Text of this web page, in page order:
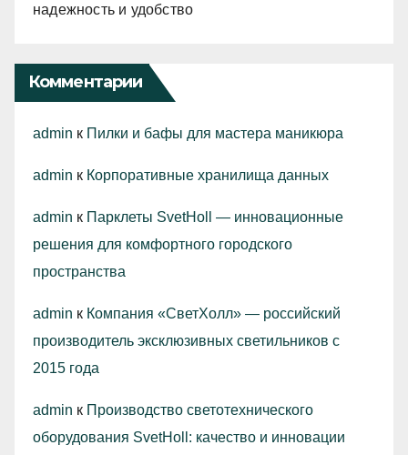
надежность и удобство
Комментарии
admin к Пилки и бафы для мастера маникюра
admin к Корпоративные хранилища данных
admin к Парклеты SvetHoll — инновационные
решения для комфортного городского
пространства
admin к Компания «СветХолл» — российский
производитель эксклюзивных светильников с
2015 года
admin к Производство светотехнического
оборудования SvetHoll: качество и инновации